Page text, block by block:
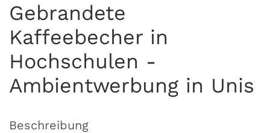
Gebrandete
Kaffeebecher in
Hochschulen -
Ambientwerbung in Unis
Beschreibung